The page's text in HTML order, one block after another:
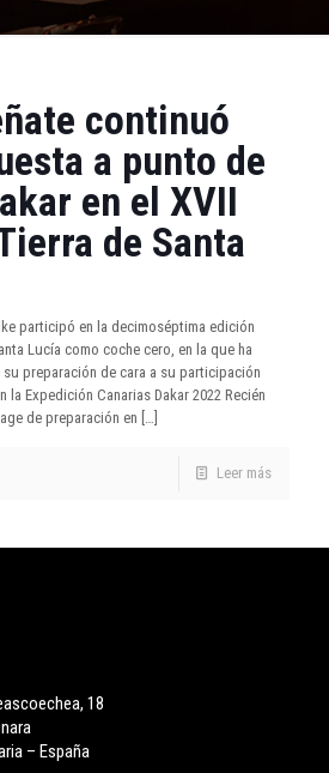
continuó
a punto de
en el XVII
de Santa
participó en la decimoséptima edición
Lucía como coche cero, en la que ha
preparación de cara a su participación
la Expedición Canarias Dakar 2022 Recién
de preparación en […]
Leer más
18
– España